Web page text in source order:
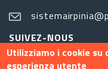
SUIVEZ-NOUS
Utilizziamo i cookie
esperienza utente